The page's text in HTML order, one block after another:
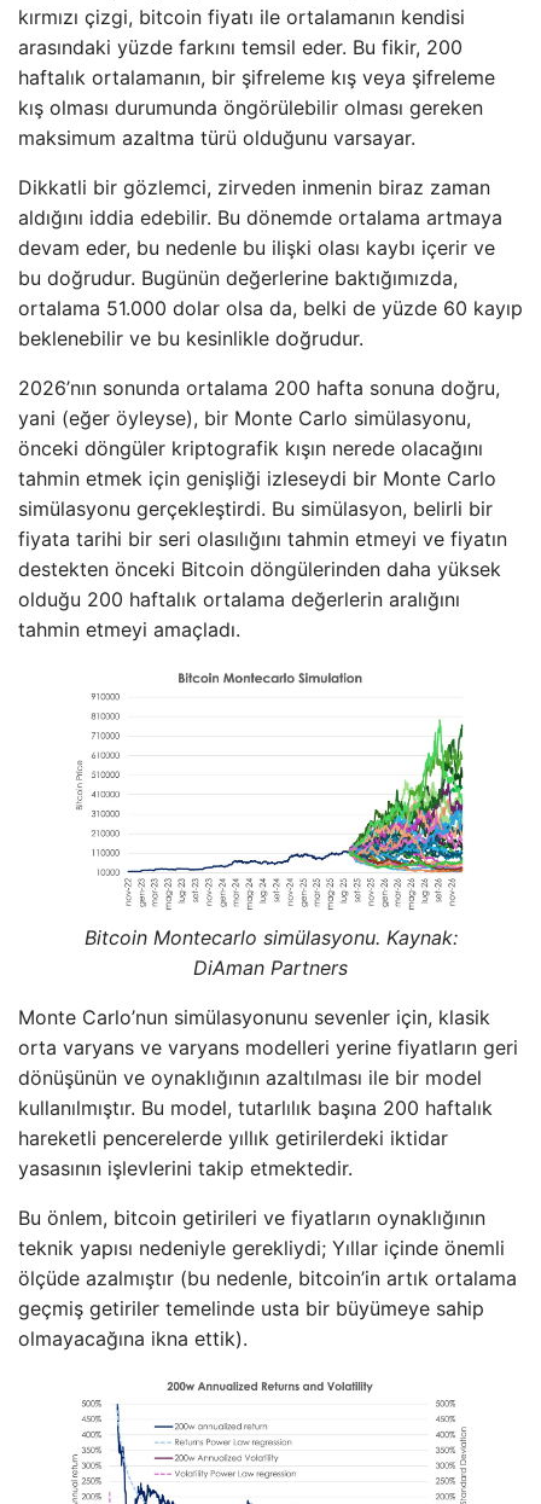
kırmızı çizgi, bitcoin fiyatı ile ortalamanın kendisi
arasındaki yüzde farkını temsil eder. Bu fikir, 200
haftalık ortalamanın, bir şifreleme kış veya şifreleme
kış olması durumunda öngörülebilir olması gereken
maksimum azaltma türü olduğunu varsayar.
Dikkatli bir gözlemci, zirveden inmenin biraz zaman
aldığını iddia edebilir. Bu dönemde ortalama artmaya
devam eder, bu nedenle bu ilişki olası kaybı içerir ve
bu doğrudur. Bugünün değerlerine baktığımızda,
ortalama 51.000 dolar olsa da, belki de yüzde 60 kayıp
beklenebilir ve bu kesinlikle doğrudur.
2026’nın sonunda ortalama 200 hafta sonuna doğru,
yani (eğer öyleyse), bir Monte Carlo simülasyonu,
önceki döngüler kriptografik kışın nerede olacağını
tahmin etmek için genişliği izleseydi bir Monte Carlo
simülasyonu gerçekleştirdi. Bu simülasyon, belirli bir
fiyata tarihi bir seri olasılığını tahmin etmeyi ve fiyatın
destekten önceki Bitcoin döngülerinden daha yüksek
olduğu 200 haftalık ortalama değerlerin aralığını
tahmin etmeyi amaçladı.
Bitcoin Montecarlo simülasyonu. Kaynak:
DiAman Partners
Monte Carlo’nun simülasyonunu sevenler için, klasik
orta varyans ve varyans modelleri yerine fiyatların geri
dönüşünün ve oynaklığının azaltılması ile bir model
kullanılmıştır. Bu model, tutarlılık başına 200 haftalık
hareketli pencerelerde yıllık getirilerdeki iktidar
yasasının işlevlerini takip etmektedir.
Bu önlem, bitcoin getirileri ve fiyatların oynaklığının
teknik yapısı nedeniyle gerekliydi; Yıllar içinde önemli
ölçüde azalmıştır (bu nedenle, bitcoin’in artık ortalama
geçmiş getiriler temelinde usta bir büyümeye sahip
olmayacağına ikna ettik).